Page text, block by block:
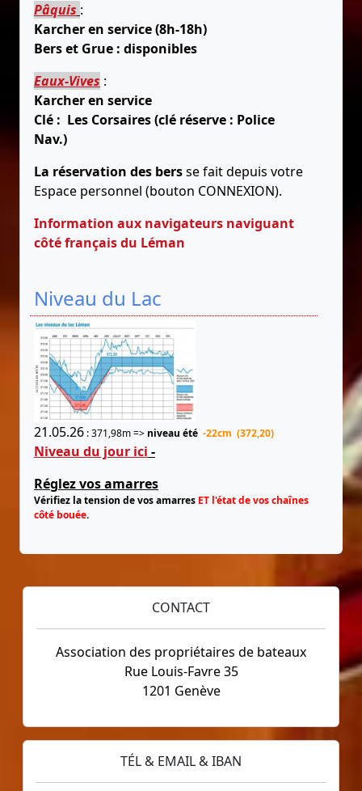
Pâquis :
Karcher en service (8h-18h)
Bers et Grue : disponibles
Eaux-Vives :
Karcher en service
Clé : Les Corsaires (clé réserve : Police
Nav.)
La réservation des bersse fait depuis votre
Espace personnel (bouton CONNEXION).
Information aux navigateurs naviguant
côté français du Léman
Niveau du Lac
21.05.26 : 371,98m => niveau été -22cm (372,20)
Niveau du jour ici -
Réglez vos amarres
Vérifiez la tension de vos amarres ET l'état de vos chaînes
côté bouée.
CONTACT
Association des propriétaires de bateaux
Rue Louis-Favre 35
1201 Genève
TÉL & EMAIL & IBAN